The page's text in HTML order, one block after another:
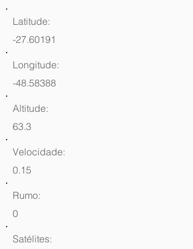
Latitude:
-27.60191
Longitude:
-48.58388
Altitude:
63.3
Velocidade:
0.15
Rumo:
0
Satélites: